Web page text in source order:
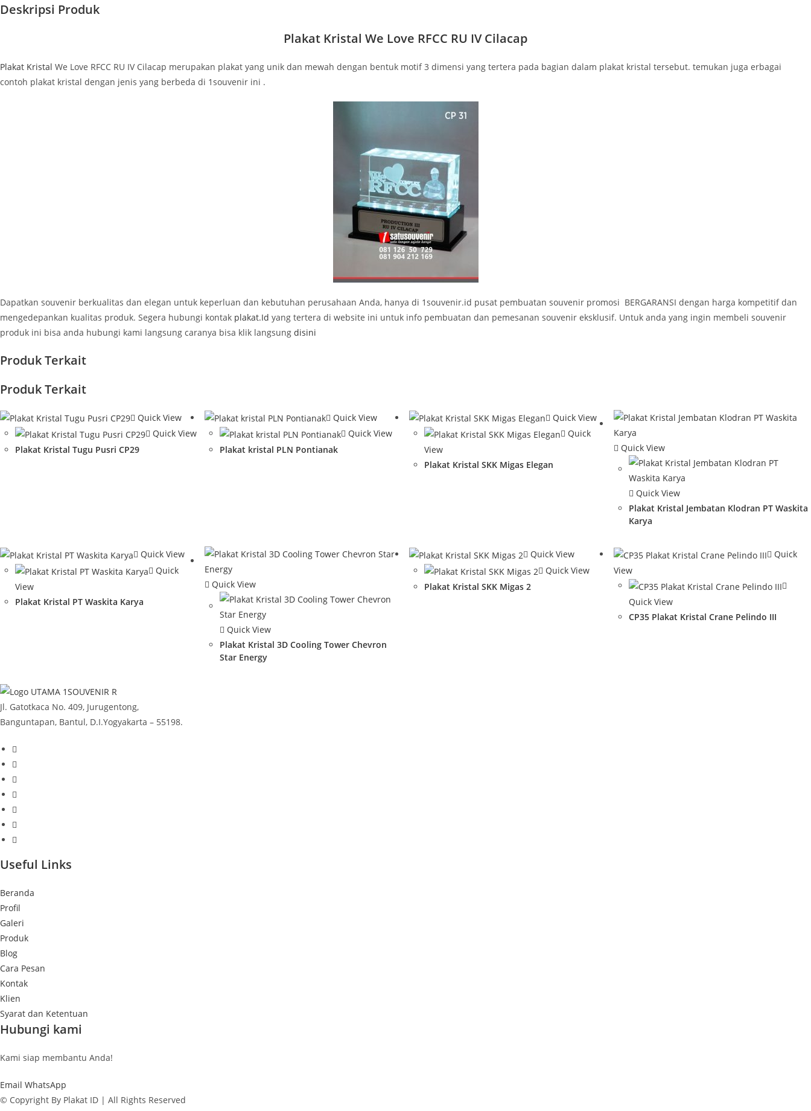
Deskripsi Produk
Plakat Kristal We Love RFCC RU IV Cilacap
Plakat Kristal We Love RFCC RU IV Cilacap merupakan plakat yang unik dan mewah dengan bentuk motif 3 dimensi yang tertera pada bagian dalam plakat kristal tersebut. temukan juga erbagai
contoh plakat kristal dengan jenis yang berbeda di 1souvenir ini .
Dapatkan souvenir berkualitas dan elegan untuk keperluan dan kebutuhan perusahaan Anda, hanya di 1souvenir.id pusat pembuatan souvenir promosi BERGARANSI dengan harga kompetitif dan
mengedepankan kualitas produk. Segera hubungi kontak plakat.Id yang tertera di website ini untuk info pembuatan dan pemesanan souvenir eksklusif. Untuk anda yang ingin membeli souvenir
produk ini bisa anda hubungi kami langsung caranya bisa klik langsung disini
Produk Terkait
Produk Terkait
Quick View
Quick View
Plakat Kristal Tugu Pusri CP29
Quick View
Quick View
Plakat kristal PLN Pontianak
Quick View
Quick
View
Plakat Kristal SKK Migas Elegan
Quick View
Quick View
Plakat Kristal Jembatan Klodran PT Waskita
Karya
Quick View
Quick
View
Plakat Kristal PT Waskita Karya
Quick View
Quick View
Plakat Kristal 3D Cooling Tower Chevron
Star Energy
Quick View
Quick View
Plakat Kristal SKK Migas 2
Quick
View
Quick View
CP35 Plakat Kristal Crane Pelindo III
Jl. Gatotkaca No. 409, Jurugentong,
Banguntapan, Bantul, D.I.Yogyakarta – 55198.
Useful Links
Beranda
Profil
Galeri
Produk
Blog
Cara Pesan
Kontak
Klien
Syarat dan Ketentuan
Hubungi kami
Kami siap membantu Anda!
Email WhatsApp
© Copyright By Plakat ID | All Rights Reserved